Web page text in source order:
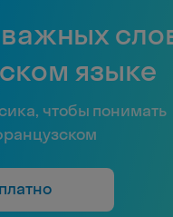
языке
чтобы понимать